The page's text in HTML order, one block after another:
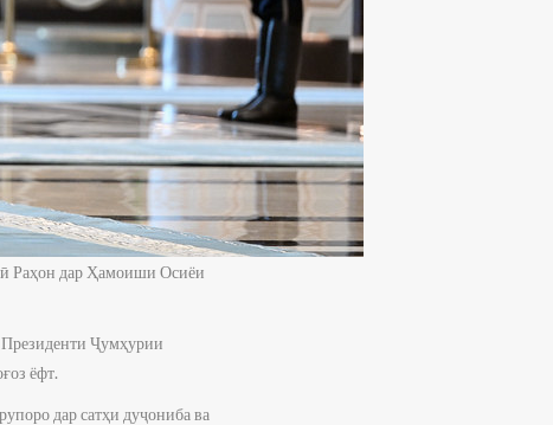
Раҳон дар Ҳамоиши Осиёи
Ҷумҳурии
ёфт.
дар сатҳи дуҷониба ва